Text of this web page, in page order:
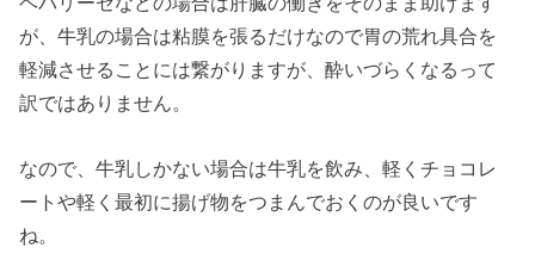
が、牛乳の場合は粘膜を張るだけなので胃の荒れ具合を
軽減させることには繋がりますが、酔いづらくなるって
訳ではありません。
なので、牛乳しかない場合は牛乳を飲み、軽くチョコレ
ートや軽く最初に揚げ物をつまんでおくのが良いです
ね。